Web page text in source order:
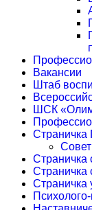
Вакансии
Штаб
ШСК
Страничка
Страничка
Страничка
Страничка